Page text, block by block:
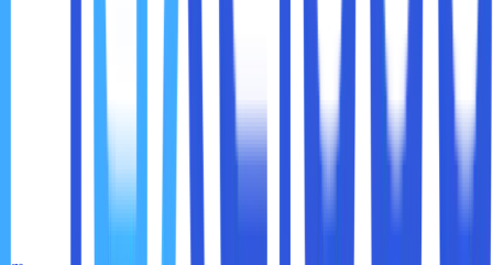
Caranya juga sangat mudah. Sobat maxcloud hanya perlu
mengetikan nama situs yang akan di kunjungi pada kolom
pencarian Google. Setelah hasilnya keluar, cari situs yang
ingin sobat maxcloud akses.
Di bagian samping www._.com, ada ikon titik tiga. Klik pada
ikon tersebut dan tekan panah ke arah bawah.
Maka dari itu, website yang diblokir akan terbuka. Sebagai
tambahan informasi, cara yang satu ini tidak selalu berhasil.
Meski begitu, cara membuka website yang diblokir ini bisa